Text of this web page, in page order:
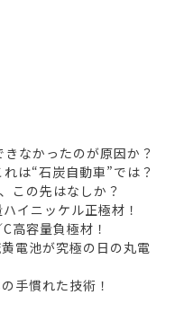
なかったのが原因か？
は“石炭自動車”では？
この先はなしか？
イニッケル正極材！
容量負極材！
電池が究極の日の丸電
手慣れた技術！